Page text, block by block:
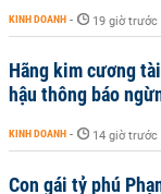
KINH DOANH - 19 giờ trước
Hãng kim cương
hậu thông báo
KINH DOANH - 14 giờ trước
Con gái tỷ phú